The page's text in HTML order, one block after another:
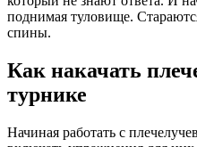
поднимая туловище.
спины.
Как накачать
турнике
Начиная работать с